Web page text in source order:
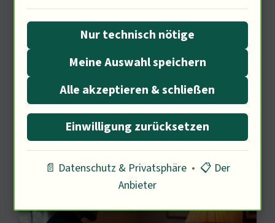
Filmemacher passen ihre Werke an das
Feedback an. Was macht einen
Dokumentarfilm für dich besonders?
Die Einzigartigkeit von
Dokumentarfilmen
Nur technisch nötige
Meine Auswahl speichern
Alle akzeptieren & schließen
Einwilligung zurücksetzen
📄 Datenschutz & Privatsphäre• 📋 Der
Anbieter